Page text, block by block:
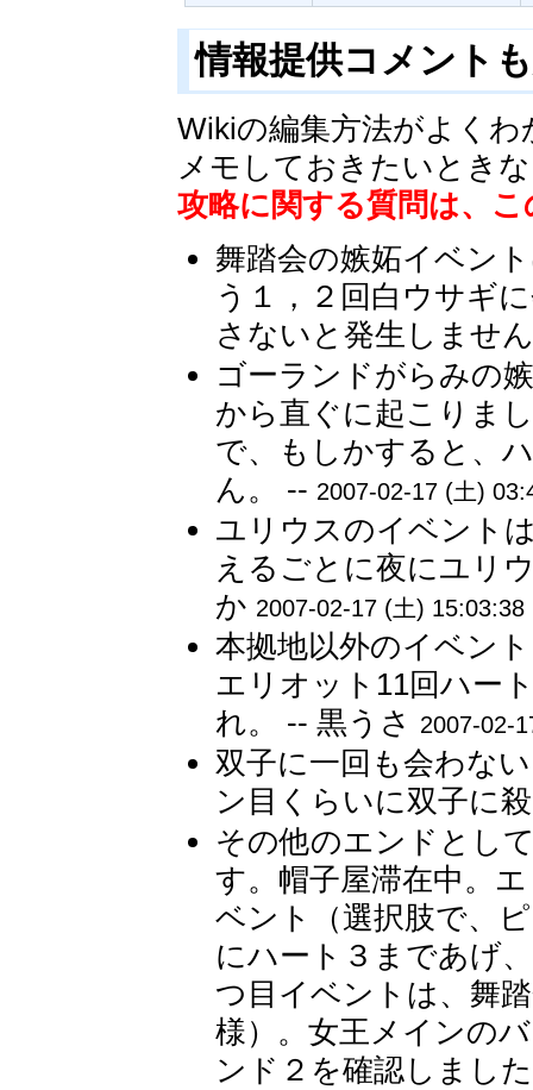
情報提供コメント
Wikiの編集方法がよく
メモしておきたいとき
攻略に関する質問は、
舞踏会の嫉妬イベン
う１，２回白ウサギ
さないと発生しませ
ゴーランドがらみの
から直ぐに起こりま
で、もしかすると、
ん。 -- 2007-02-17 (土)
ユリウスのイベント
えるごとに夜にユリ
か 2007-02-17 (土) 15:03:38
本拠地以外のイベン
エリオット11回ハー
れ。 -- 黒うさ
2007-02-
双子に一回も会わな
ン目くらいに双子に
その他のエンドとし
す。帽子屋滞在中。
ベント（選択肢で、
にハート３まであげ
つ目イベントは、舞
様）。女王メインの
ンド２を確認しまし